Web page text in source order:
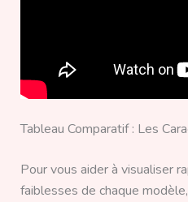
Tableau Comparatif : Les
Pour vous aider à visualiser
faiblesses de chaque